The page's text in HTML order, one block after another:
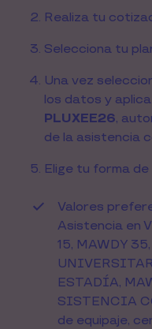
Realiza tu
Selecciona tu
Una vez
los datos y
PLUXEE26,
de la asistencia
Elige tu forma de
Valores
Asistencia en
15, MAWDY
ESTADÍA,
SISTENCIA
de equipaje,